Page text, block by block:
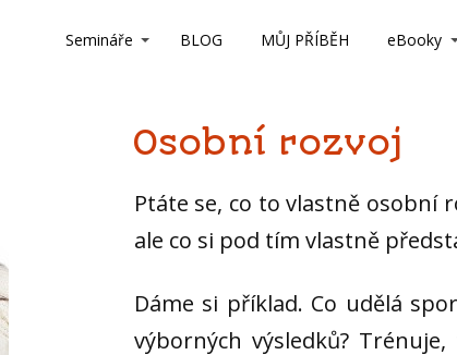
Semináře BLOG MŮJ PŘÍBĚH eBooky
Osobní rozvoj
Ptáte se, co to vlastně osobní
ale co si pod tím vlastně
Dáme si příklad. Co udělá
výborných výsledků?